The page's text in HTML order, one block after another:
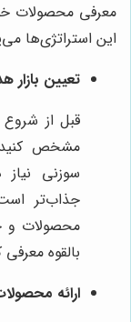
معرفی محصولات
این استراتژی‌ها
تعیین بازار
قبل از
مشخص
سوزنی
جذاب‌تر
محصولات و
بالقوه معرفی
ارائه